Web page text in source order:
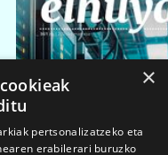
×
pertsonalizatzeko eta
erabilerari buruzko